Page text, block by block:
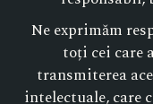
Ne exprimăm
toți cei care
transmiterea
intelectuale, care